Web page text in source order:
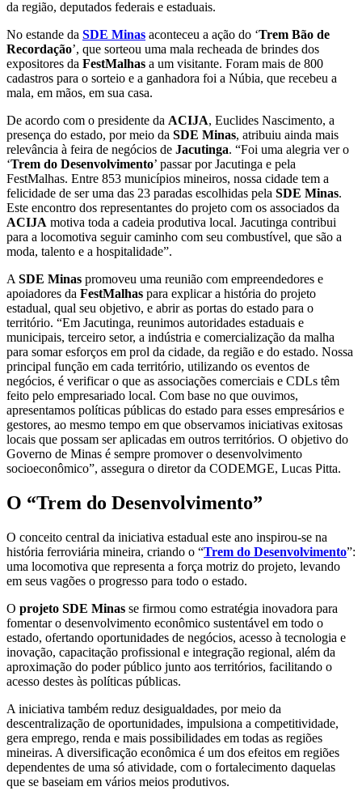
da região, deputados federais e estaduais.
No estande da SDE Minas aconteceu a ação do ‘Trem Bão de
Recordação’, que sorteou uma mala recheada de brindes dos
expositores da FestMalhas a um visitante. Foram mais de 800
cadastros para o sorteio e a ganhadora foi a Núbia, que recebeu a
mala, em mãos, em sua casa.
De acordo com o presidente da ACIJA, Euclides Nascimento, a
presença do estado, por meio da SDE Minas, atribuiu ainda mais
relevância à feira de negócios de Jacutinga. “Foi uma alegria ver o
‘Trem do Desenvolvimento’ passar por Jacutinga e pela
FestMalhas. Entre 853 municípios mineiros, nossa cidade tem a
felicidade de ser uma das 23 paradas escolhidas pela SDE Minas.
Este encontro dos representantes do projeto com os associados da
ACIJA motiva toda a cadeia produtiva local. Jacutinga contribui
para a locomotiva seguir caminho com seu combustível, que são a
moda, talento e a hospitalidade”.
A SDE Minas promoveu uma reunião com empreendedores e
apoiadores da FestMalhas para explicar a história do projeto
estadual, qual seu objetivo, e abrir as portas do estado para o
território. “Em Jacutinga, reunimos autoridades estaduais e
municipais, terceiro setor, a indústria e comercialização da malha
para somar esforços em prol da cidade, da região e do estado. Nossa
principal função em cada território, utilizando os eventos de
negócios, é verificar o que as associações comerciais e CDLs têm
feito pelo empresariado local. Com base no que ouvimos,
apresentamos políticas públicas do estado para esses empresários e
gestores, ao mesmo tempo em que observamos iniciativas exitosas
locais que possam ser aplicadas em outros territórios. O objetivo do
Governo de Minas é sempre promover o desenvolvimento
socioeconômico”, assegura o diretor da CODEMGE, Lucas Pitta.
O “Trem do Desenvolvimento”
O conceito central da iniciativa estadual este ano inspirou-se na
história ferroviária mineira, criando o “Trem do Desenvolvimento”:
uma locomotiva que representa a força motriz do projeto, levando
em seus vagões o progresso para todo o estado.
O projeto SDE Minas se firmou como estratégia inovadora para
fomentar o desenvolvimento econômico sustentável em todo o
estado, ofertando oportunidades de negócios, acesso à tecnologia e
inovação, capacitação profissional e integração regional, além da
aproximação do poder público junto aos territórios, facilitando o
acesso destes às políticas públicas.
A iniciativa também reduz desigualdades, por meio da
descentralização de oportunidades, impulsiona a competitividade,
gera emprego, renda e mais possibilidades em todas as regiões
mineiras. A diversificação econômica é um dos efeitos em regiões
dependentes de uma só atividade, com o fortalecimento daquelas
que se baseiam em vários meios produtivos.